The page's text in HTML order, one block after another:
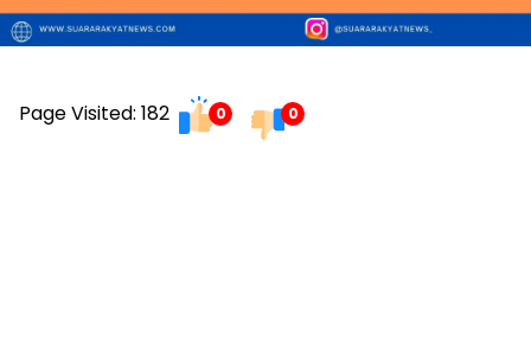
Page Visited: 182 0 0